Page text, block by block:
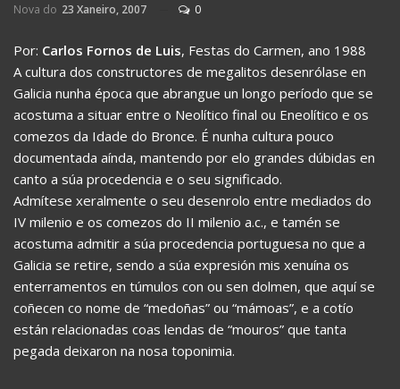
Nova do 23 Xaneiro, 2007 0
Por: Carlos Fornos de Luis, Festas do Carmen, ano 1988
A cultura dos constructores de megalitos desenrólase en
Galicia nunha época que abrangue un longo período que se
acostuma a situar entre o Neolítico final ou Eneolítico e os
comezos da Idade do Bronce. É nunha cultura pouco
documentada aínda, mantendo por elo grandes dúbidas en
canto a súa procedencia e o seu significado.
Admítese xeralmente o seu desenrolo entre mediados do
IV milenio e os comezos do II milenio a.c., e tamén se
acostuma admitir a súa procedencia portuguesa no que a
Galicia se retire, sendo a súa expresión mis xenuína os
enterramentos en túmulos con ou sen dolmen, que aquí se
coñecen co nome de “medoñas” ou “mámoas”, e a cotío
están relacionadas coas lendas de “mouros” que tanta
pegada deixaron na nosa toponimia.